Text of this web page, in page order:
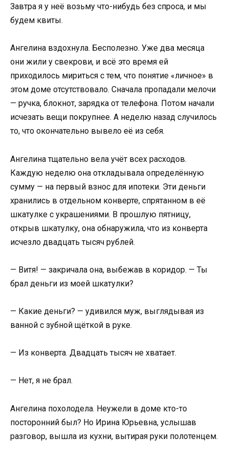
Завтра я у неё возьму что-нибудь без спроса, и мы
будем квиты.
Ангелина вздохнула. Бесполезно. Уже два месяца
они жили у свекрови, и всё это время ей
приходилось мириться с тем, что понятие «личное» в
этом доме отсутствовало. Сначала пропадали мелочи
— ручка, блокнот, зарядка от телефона. Потом начали
исчезать вещи покрупнее. А неделю назад случилось
то, что окончательно вывело её из себя.
Ангелина тщательно вела учёт всех расходов.
Каждую неделю она откладывала определённую
сумму — на первый взнос для ипотеки. Эти деньги
хранились в отдельном конверте, спрятанном в её
шкатулке с украшениями. В прошлую пятницу,
открыв шкатулку, она обнаружила, что из конверта
исчезло двадцать тысяч рублей.
— Витя! — закричала она, выбежав в коридор. — Ты
брал деньги из моей шкатулки?
— Какие деньги? — удивился муж, выглядывая из
ванной с зубной щёткой в руке.
— Из конверта. Двадцать тысяч не хватает.
— Нет, я не брал.
Ангелина похолодела. Неужели в доме кто-то
посторонний был? Но Ирина Юрьевна, услышав
разговор, вышла из кухни, вытирая руки полотенцем.